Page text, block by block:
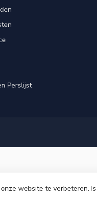
Perslijst
website te verbeteren.